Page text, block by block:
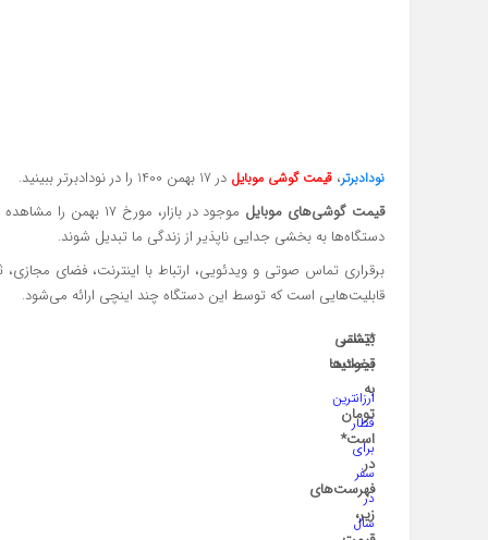
نودادبرتر، قیمت گوشی موبایل در 17 بهمن 1400 را در نودادبرتر ببینید.
قیمت گوشی‌های موبایل موجود در بازار، مورخ ۱۷ بهمن را مشاهده می‌کنید. امکانات فوق‌العاده بی‌شمار
دستگاه‌ها به بخشی جدایی ناپذیر از زندگی ما تبدیل شوند.
برقراری تماس صوتی و ویدئویی، ارتباط با اینترنت، فضای
قابلیت‌هایی است که توسط این دستگاه چند اینچی ارائه می‌شود.
*تمامی
قیمت‌ها
به
تومان
است*
در
فهرست‌های
زیر،
بیشتر
بخوانید:
ارزانترین
قطار
برای
سفر
در
سال